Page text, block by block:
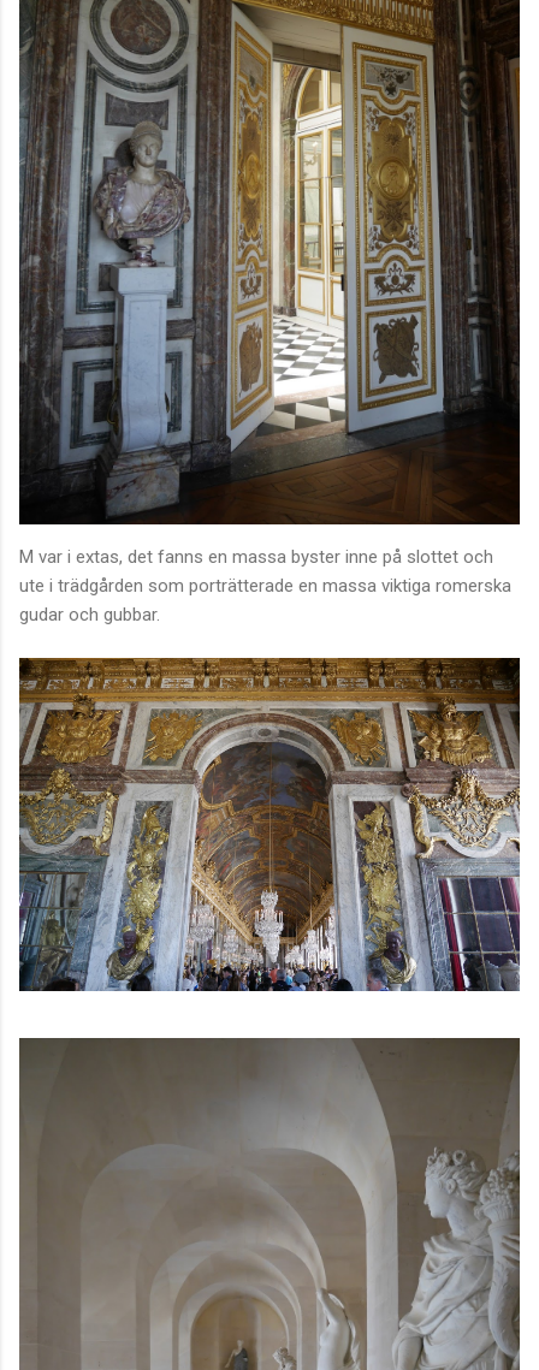
M var i extas, det fanns en massa byster inne på slottet och
ute i trädgården som porträtterade en massa viktiga romerska
gudar och gubbar.